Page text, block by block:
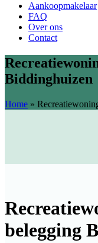
Aankoopmakelaar
FAQ
Over ons
Contact
Biddinghuizen
Home »
belegging